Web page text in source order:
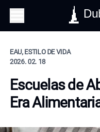
EAU, ESTILO DE VIDA
2026. 02. 18
Escuelas de
Era